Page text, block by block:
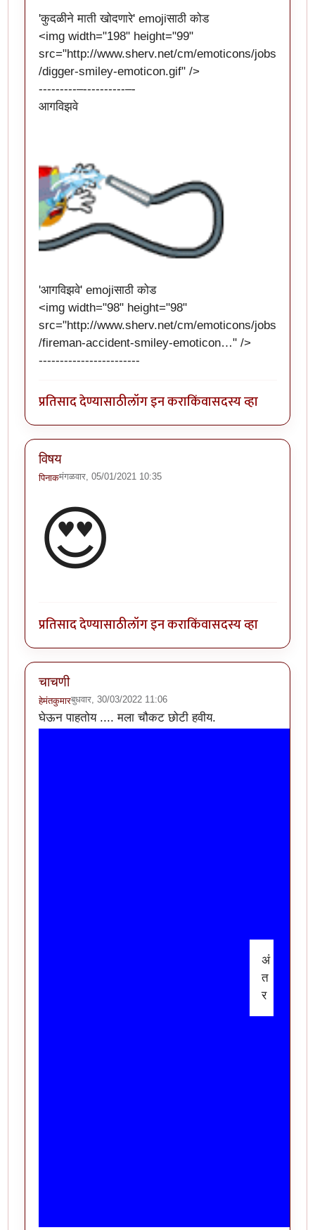
'कुदळीने माती खोदणारे' emojiसाठी कोड
<img width="198" height="99"
src="http://www.sherv.net/cm/emoticons/jobs
/digger-smiley-emoticon.gif" />
---------–----------–-
आगविझवे
'आगविझवे' emojiसाठी कोड
<img width="98" height="98"
src="http://www.sherv.net/cm/emoticons/jobs
/fireman-accident-smiley-emoticon…" />
------------------------
प्रतिसाद देण्यासाठीलॉग इन कराकिंवासदस्य व्हा
विषय
पिनाकमंगळवार, 05/01/2021 10:35
😍
प्रतिसाद देण्यासाठीलॉग इन कराकिंवासदस्य व्हा
चाचणी
हेमंतकुमारबुधवार, 30/03/2022 11:06
घेऊन पाहतोय .... मला चौकट छोटी हवीय.
अं
त
र